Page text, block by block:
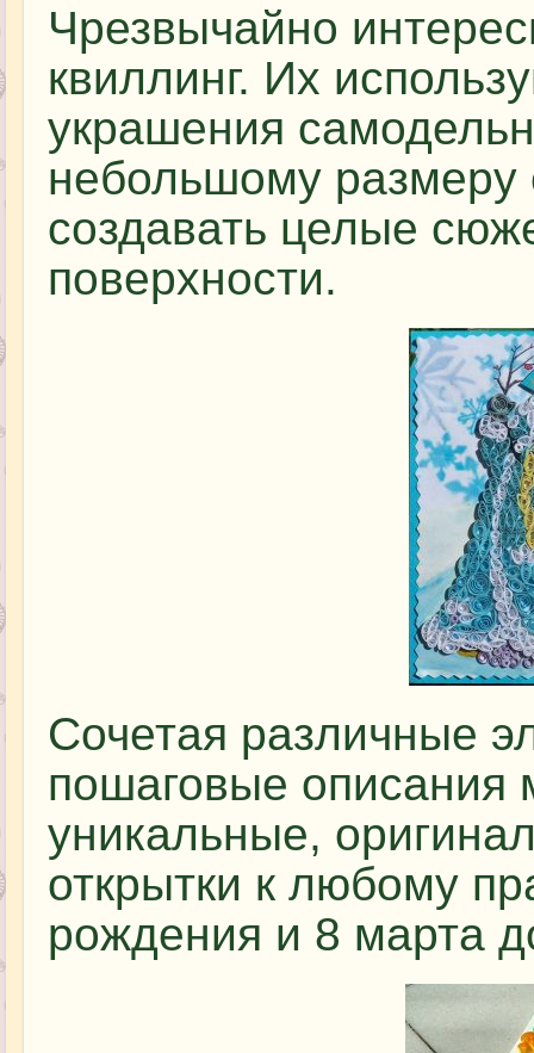
Чрезвычайно
квиллинг. Их
украшения
небольшому
создавать целые
поверхности.
Сочетая различные
пошаговые описания
уникальные,
открытки к любому
рождения и 8 марта